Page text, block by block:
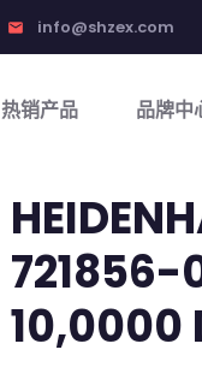
email info@shzex.com
热销产品 品牌中
721856-
10,0000